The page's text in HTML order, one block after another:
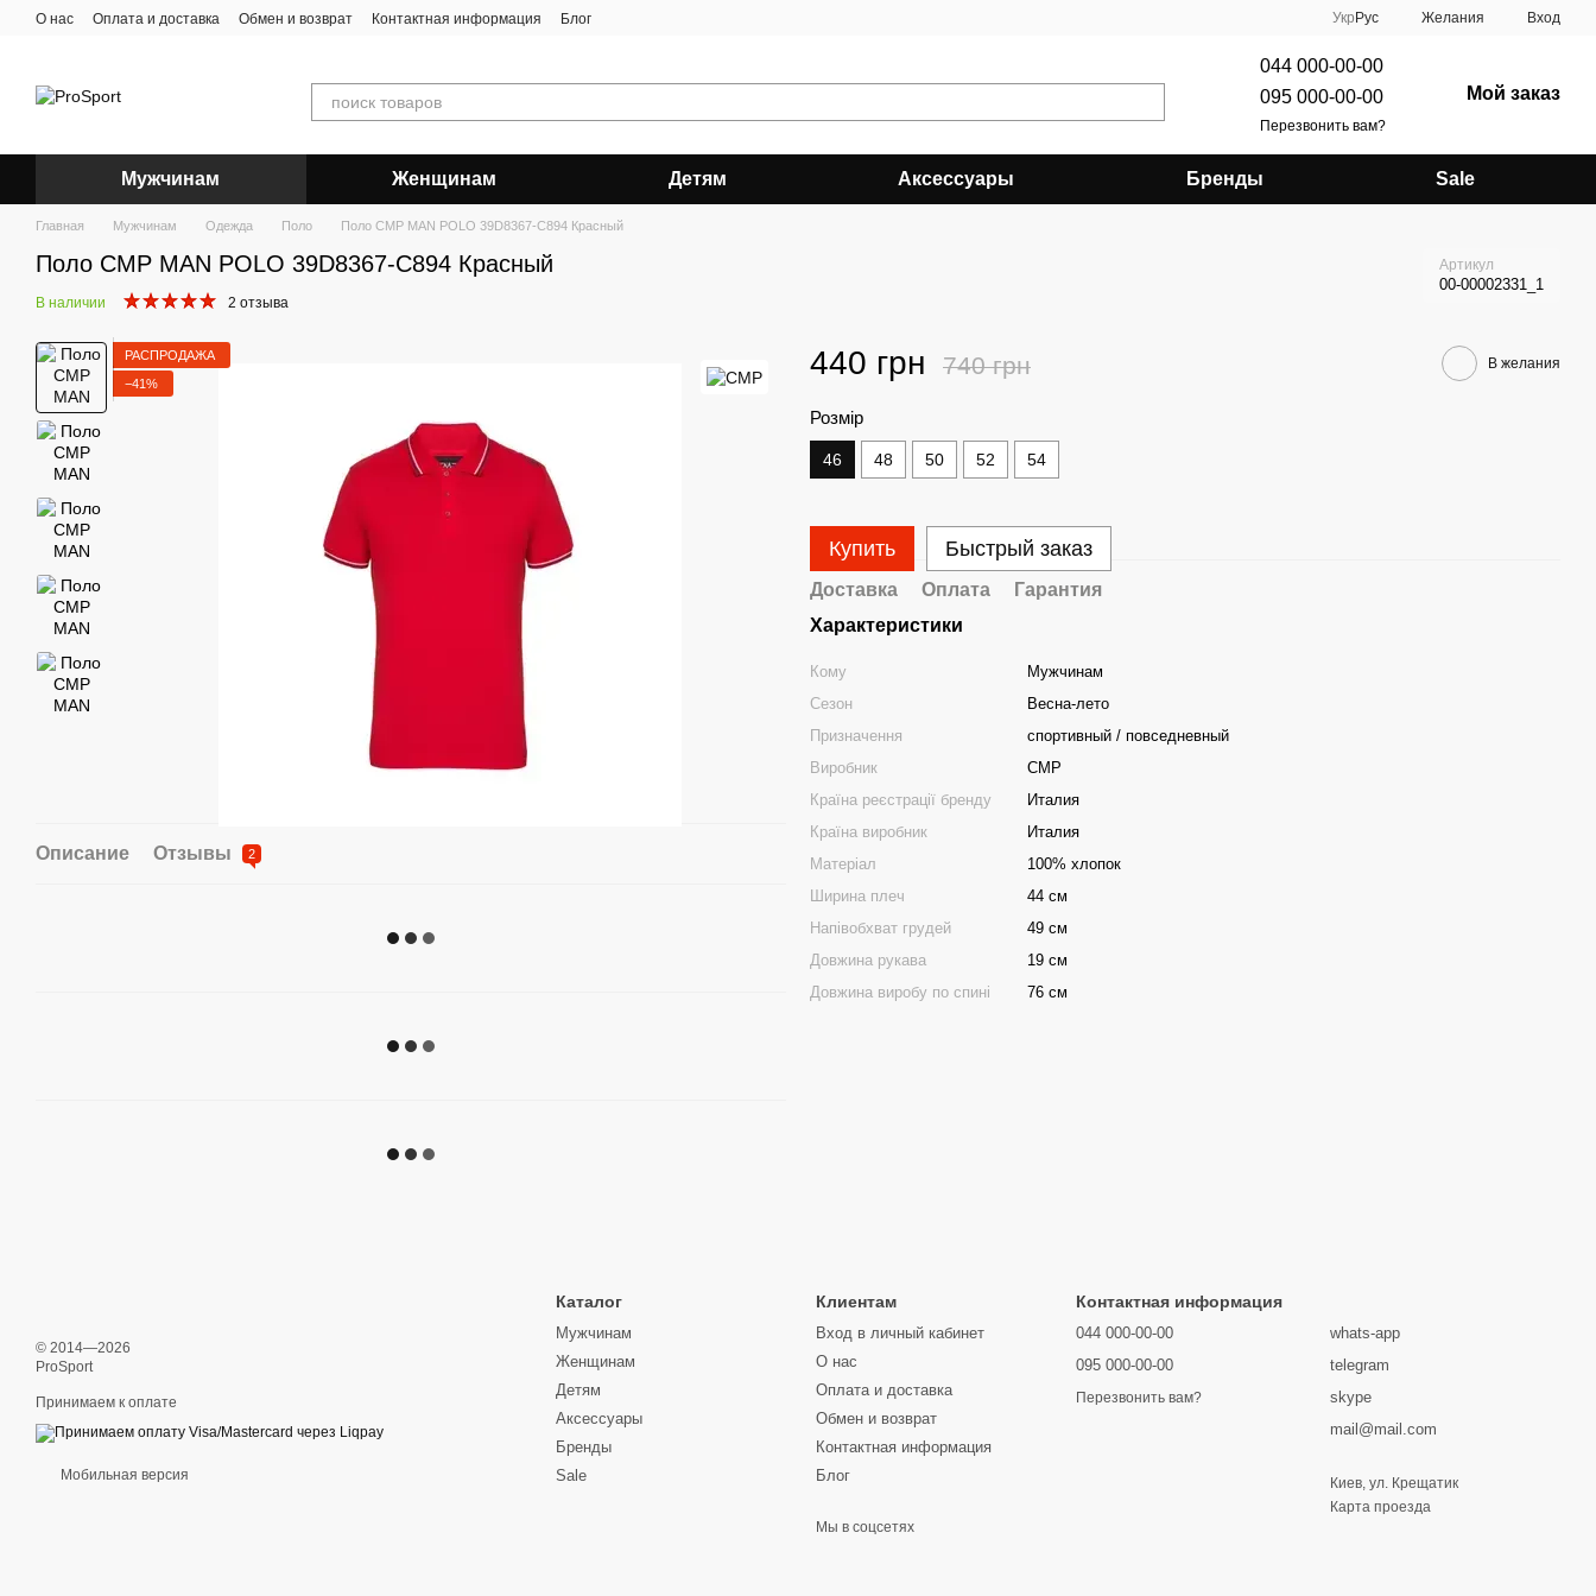
Перейти к основному контенту
О нас Оплата и доставка Обмен и возврат Контактная информация Блог Укр Рус Желания Вход
044 000-00-00
095 000-00-00
Перезвонить вам?
Мой заказ
Мужчинам Женщинам Детям Аксессуары Бренды Sale
Главная Мужчинам Одежда Поло Поло CMP MAN POLO 39D8367-C894 Красный
Поло CMP MAN POLO 39D8367-C894 Красный Артикул
00-00002331_1
В наличии 2 отзыва
РАСПРОДАЖА
−41%
Описание Отзывы 2
440 грн 740 грн В желания
Розмір
46 48 50 52 54
Купить Быстрый заказ
Доставка Оплата
Гарантия
Характеристики
Кому
Мужчинам
Сезон
Весна-лето
Призначення
спортивный / повседневный
Виробник
CMP
Країна реєстрації бренду
Италия
Країна виробник
Италия
Матеріал
100% хлопок
Ширина плеч
44 см
Напівобхват грудей
49 см
Довжина рукава
19 см
Довжина виробу по спині
76 см
© 2014—2026
ProSport
Принимаем к оплате
Мобильная версия
Каталог
Мужчинам
Женщинам
Детям
Аксессуары
Бренды
Sale
Клиентам
Вход в личный кабинет
О нас
Оплата и доставка
Обмен и возврат
Контактная информация
Блог
Мы в соцсетях
Контактная информация
044 000-00-00
095 000-00-00
Перезвонить вам?
whats-app
telegram
skype
mail@mail.com
Киев, ул. Крещатик
Карта проезда